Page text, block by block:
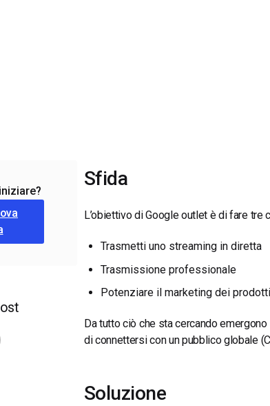
Sfida
L’obiettivo di Google outlet è di fare
Trasmetti uno streaming in diretta
Trasmissione professionale
Potenziare il marketing dei prodotti
Da tutto ciò che sta cercando
di connettersi con un pubblico globale
Soluzione